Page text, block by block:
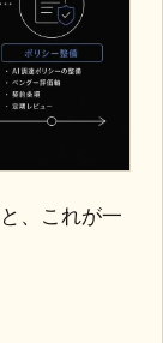
、これが一